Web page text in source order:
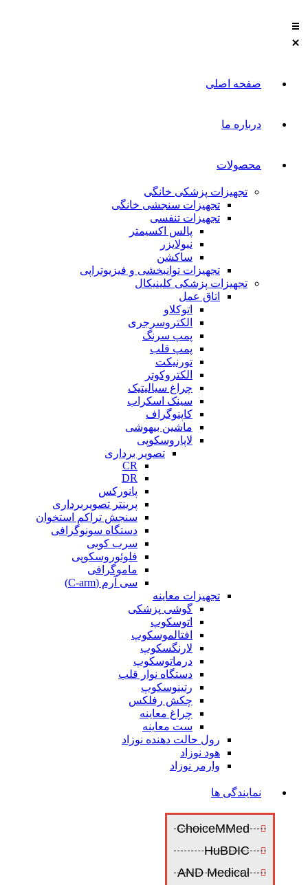
صفحه اصلی
درباره ما
محصولات
تجهیزات پزشکی خانگی
تجهیزات سنجشی خانگی
تجهیزات تنفسی
پالس اکسیمتر
نبولایزر
ساکشن
تجهیزات توانبخشی و فیزیوتراپی
تجهیزات پزشکی کلینیکال
اتاق عمل
اتوکلاو
الکتروسرجری
پمپ سرنگ
پمپ قلب
تورنیکت
الکتروکوتر
چراغ سیالیتیک
سینک اسکراب
کاپنوگراف
ماشین بیهوشی
لاپاروسکوپی
تصویر برداری
CR
DR
پانورکس
پرینتر تصویربرداری
سنجش تراکم استخوان
دستگاه سونوگرافی
سرب کوبی
فلوئوروسکوپی
ماموگرافی
سی آرم (C-arm)
تجهیزات معاینه
گوشی پزشکی
اتوسکوپ
افتالموسکوپ
لارنگسکوپ
درماتوسکوپ
دستگاه نوار قلب
رتینوسکوپ
چکش رفلکس
چراغ معاینه
ست معاینه
رول حالت دهنده نوزاد
هود نوزاد
وارمر نوزاد
نمایندگی ها
ChoiceMMed
HuBDIC
AND Medical